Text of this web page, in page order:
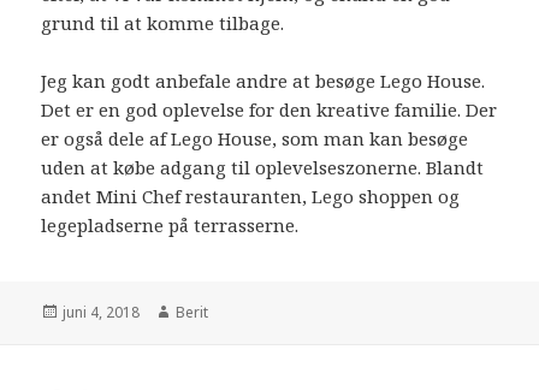
grund til at komme tilbage.
Jeg kan godt anbefale andre at besøge Lego House.
Det er en god oplevelse for den kreative familie. Der
er også dele af Lego House, som man kan besøge
uden at købe adgang til oplevelseszonerne. Blandt
andet Mini Chef restauranten, Lego shoppen og
legepladserne på terrasserne.
juni 4, 2018 Berit